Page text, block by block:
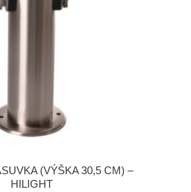
(VÝŠKA 30,5 CM) –
HILIGHT